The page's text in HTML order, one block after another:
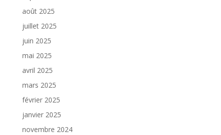
août 2025
juillet 2025
juin 2025
mai 2025
avril 2025
mars 2025
février 2025
janvier 2025
novembre 2024